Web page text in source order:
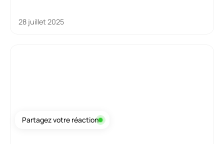
28 juillet 2025
Partagez votre réaction